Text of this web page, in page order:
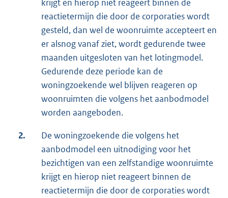
krijgt en hierop niet reageert binnen de
reactietermijn die door de corporaties wordt
gesteld, dan wel de woonruimte accepteert en
er alsnog vanaf ziet, wordt gedurende twee
maanden uitgesloten van het lotingmodel.
Gedurende deze periode kan de
woningzoekende wel blijven reageren op
woonruimten die volgens het aanbodmodel
worden aangeboden.
2.
De woningzoekende die volgens het
aanbodmodel een uitnodiging voor het
bezichtigen van een zelfstandige woonruimte
krijgt en hierop niet reageert binnen de
reactietermijn die door de corporaties wordt